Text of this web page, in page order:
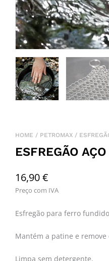
HOME / PETROMAX /
ESFREGÃO AÇO
16,90€
Preço com IVA
Esfregão para ferro
Mantém a patine e remove
Limpa sem detergente.